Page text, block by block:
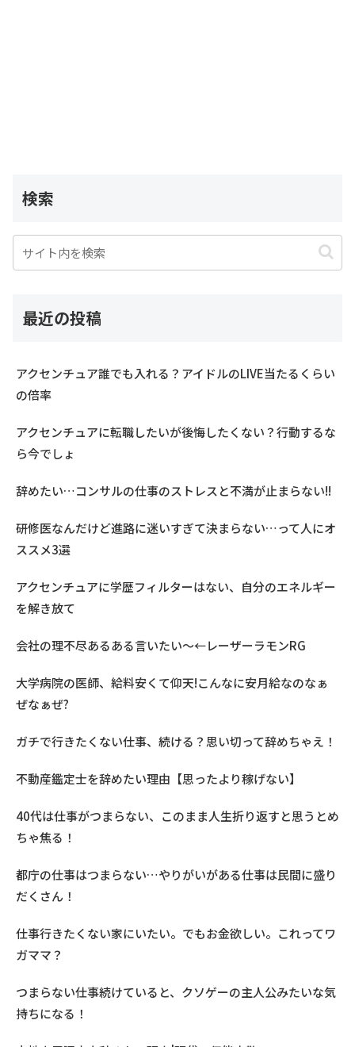
検索
最近の投稿
アクセンチュア誰でも入れる？アイドルのLIVE当たるくらい
の倍率
アクセンチュアに転職したいが後悔したくない？行動するな
ら今でしょ
辞めたい…コンサルの仕事のストレスと不満が止まらない!!
研修医なんだけど進路に迷いすぎて決まらない…って人にオ
ススメ3選
アクセンチュアに学歴フィルターはない、自分のエネルギー
を解き放て
会社の理不尽あるある言いたい～←レーザーラモンRG
大学病院の医師、給料安くて仰天!こんなに安月給なのなぁ
ぜなぁぜ?
ガチで行きたくない仕事、続ける？思い切って辞めちゃえ！
不動産鑑定士を辞めたい理由【思ったより稼げない】
40代は仕事がつまらない、このまま人生折り返すと思うとめ
ちゃ焦る！
都庁の仕事はつまらない…やりがいがある仕事は民間に盛り
だくさん！
仕事行きたくない家にいたい。でもお金欲しい。これってワ
ガママ？
つまらない仕事続けていると、クソゲーの主人公みたいな気
持ちになる！